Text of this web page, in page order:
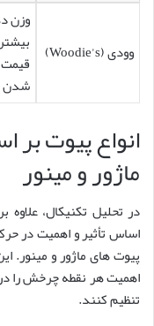
وودی (Woodie’s)
وزن
شدن
انواع پیوت
ماژور و مینور
در تحلیل تکنیکال، علاوه
اساس تأثیر و اهمیت در
پیوت های ماژور و مینور.
اهمیت هر نقطه چرخش را
تنظیم کنند.